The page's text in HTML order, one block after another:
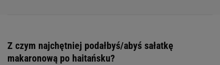
Z czym najchętniej podałbyś/abyś sałatkę
makaronową po haitańsku?